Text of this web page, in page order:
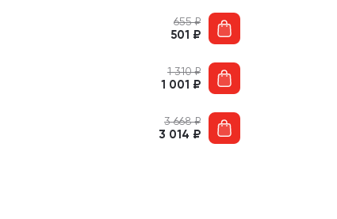
655₽
501 ₽
1 310₽
1 001 ₽
3 668₽
3 014 ₽